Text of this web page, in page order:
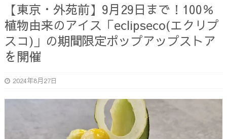
【東京・外苑前】9月29日まで！100％
植物由来のアイス「eclipseco(エクリプ
スコ)」の期間限定ポップアップストア
を開催
2024年8月27日